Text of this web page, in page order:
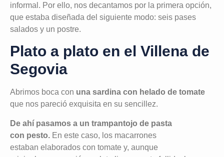
informal. Por ello, nos decantamos por la primera opción,
que estaba diseñada del siguiente modo: seis pases
salados y un postre.
Plato a plato en el Villena de
Segovia
Abrimos boca con una sardina con helado de tomate
que nos pareció exquisita en su sencillez.
De ahí pasamos a un trampantojo de pasta
con pesto. En este caso, los macarrones
estaban elaborados con tomate y, aunque